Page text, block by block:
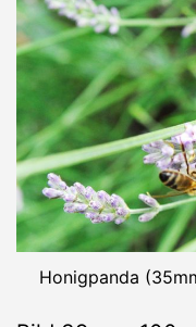
Honigpanda